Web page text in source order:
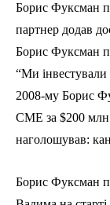
Борис Фуксман
партнер додав
Борис Фуксман
“Ми
2008-му Борис
CME за $200
наголошував:
Борис Фуксман